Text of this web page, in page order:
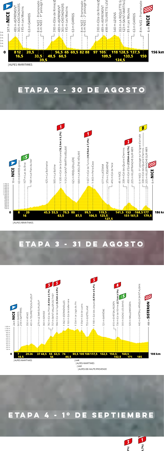
etapa 2 - 30 de agosto
etapa 3 - 31 de agosto
etapa 4 - 1º de septiembre